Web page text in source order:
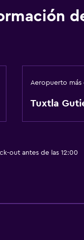
Aeropuerto más
Tuxtla
out antes de las 12:00